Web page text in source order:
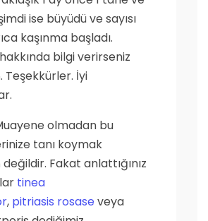
ise büyüdü ve sayısı
kaşınma başladı.
bilgi verirseniz
Teşekkürler. İyi
olmadan bu
tanı koymak
Fakat anlattığınız
tinea
, pitriasis rosase veya